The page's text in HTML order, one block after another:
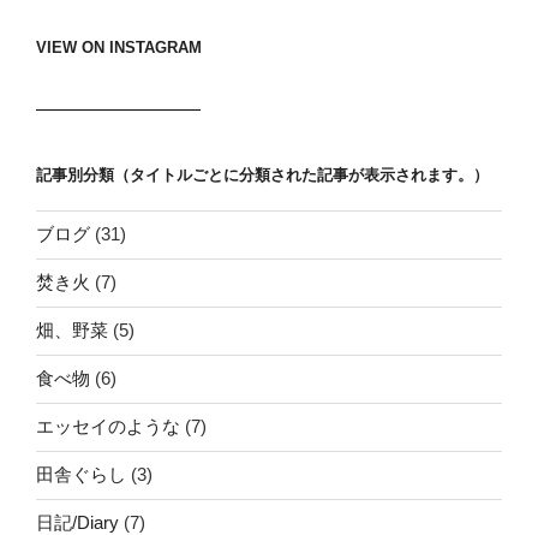
VIEW ON INSTAGRAM
記事別分類（タイトルごとに分類された記事が表示されます。）
ブログ (31)
焚き火 (7)
畑、野菜 (5)
食べ物 (6)
エッセイのような (7)
田舎ぐらし (3)
日記/Diary (7)